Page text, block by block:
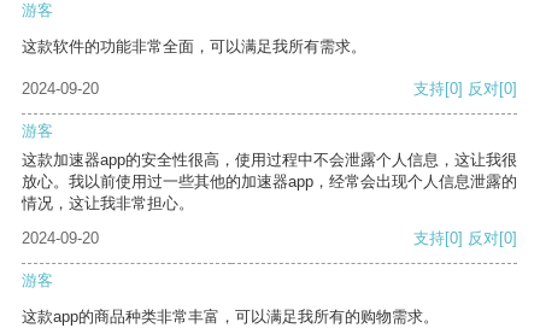
游客
这款软件的功能非常全面，可以满足我所有需求。
2024-09-20 支持[0] 反对[0]
游客
这款加速器app的安全性很高，使用过程中不会泄露个人信息，这让我很
放心。我以前使用过一些其他的加速器app，经常会出现个人信息泄露的
情况，这让我非常担心。
2024-09-20
支持[0] 反对[0]
游客
这款app的商品种类非常丰富，可以满足我所有的购物需求。